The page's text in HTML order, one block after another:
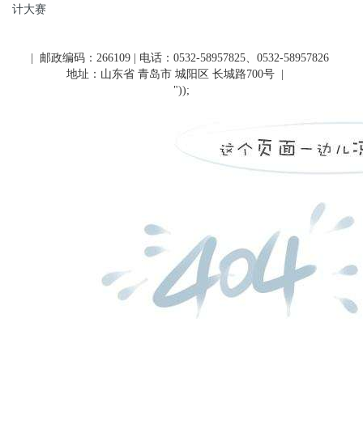
计大赛
| 邮政编码：266109 | 电话：0532-58957825、0532-58957826
地址：山东省 青岛市 城阳区 长城路700号
"));